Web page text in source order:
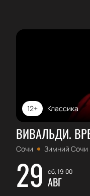
Классика
12+
ВИВАЛЬДИ.
Сочи Зимний Сочи
29 сб, 19:00
АВГ